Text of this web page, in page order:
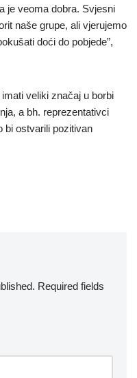
je veoma dobra. Svjesni
naše grupe, ali vjerujemo
doći do pobjede”,
veliki značaj u borbi
a bh. reprezentativci
bi ostvarili pozitivan
Required fields